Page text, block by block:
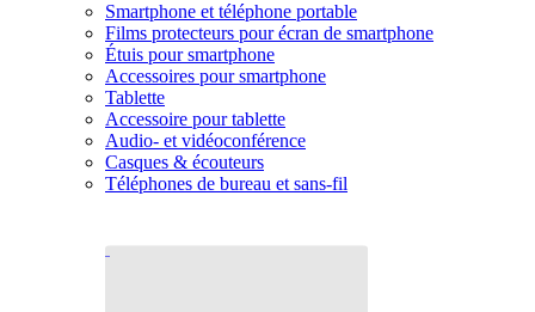
Smartphone et téléphone portable
Films protecteurs pour écran de smartphone
Étuis pour smartphone
Accessoires pour smartphone
Tablette
Accessoire pour tablette
Audio- et vidéoconférence
Casques & écouteurs
Téléphones de bureau et sans-fil